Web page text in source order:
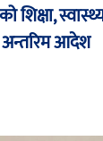
शिक्षा,
अन्तरिम आदेश